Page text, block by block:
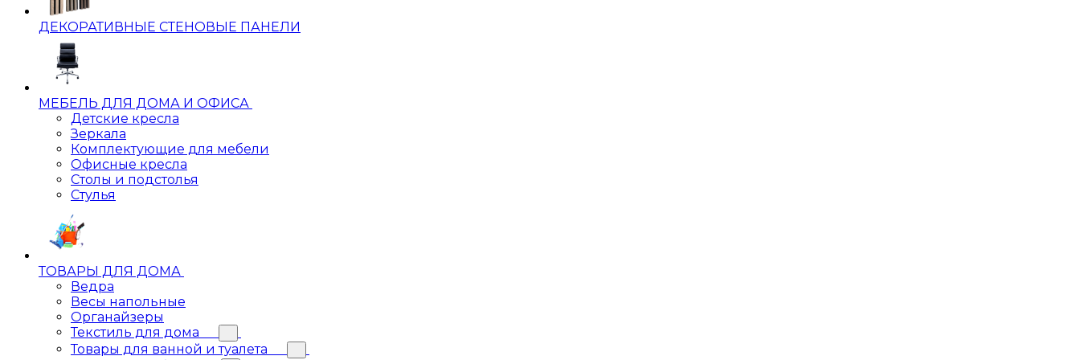
ДЕКОРАТИВНЫЕ СТЕНОВЫЕ ПАНЕЛИ
МЕБЕЛЬ ДЛЯ ДОМА И ОФИСА
Детские кресла
Зеркала
Комплектующие для мебели
Офисные кресла
Столы и подстолья
Стулья
ТОВАРЫ ДЛЯ ДОМА
Ведра
Весы напольные
Органайзеры
Текстиль для дома
Товары для ванной и туалета